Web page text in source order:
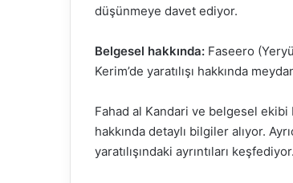
o
X
düşünmeye davet ediyor.
Belgesel hakkında: Faseero
Kerim’de yaratılışı hakkında
Fahad al Kandari ve belgesel
hakkında detaylı bilgiler alıyor.
yaratılışındaki ayrıntıları keşfediyor.